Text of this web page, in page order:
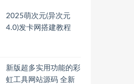
2025萌次元(异次元
4.0)发卡网搭建教程
新版超多实用功能的彩
虹工具网站源码 全新